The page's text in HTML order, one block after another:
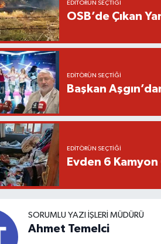
EDITÖRÜN SEÇTIĞI
OSB’de Çıkan
EDITÖRÜN SEÇTIĞI
Başkan
EDITÖRÜN SEÇTIĞI
Evden 6 Kamyon
SORUMLU YAZI İŞLERI MÜDÜRÜ
Ahmet Temelci